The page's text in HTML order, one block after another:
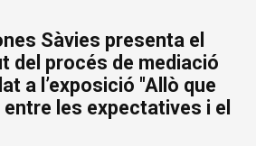
Sàvies presenta el
del procés de mediació
a l’exposició "Allò que
entre les expectatives i el